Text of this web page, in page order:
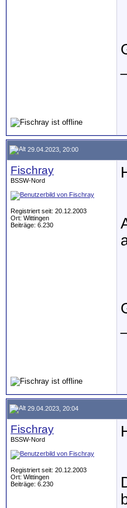
29.04.2023, 20:00
Fischray
BSSW-Nord
Registriert seit: 20.12.2003
Ort: Wittingen
Beiträge: 6.230
29.04.2023, 20:04
Fischray
BSSW-Nord
Registriert seit: 20.12.2003
Ort: Wittingen
Beiträge: 6.230